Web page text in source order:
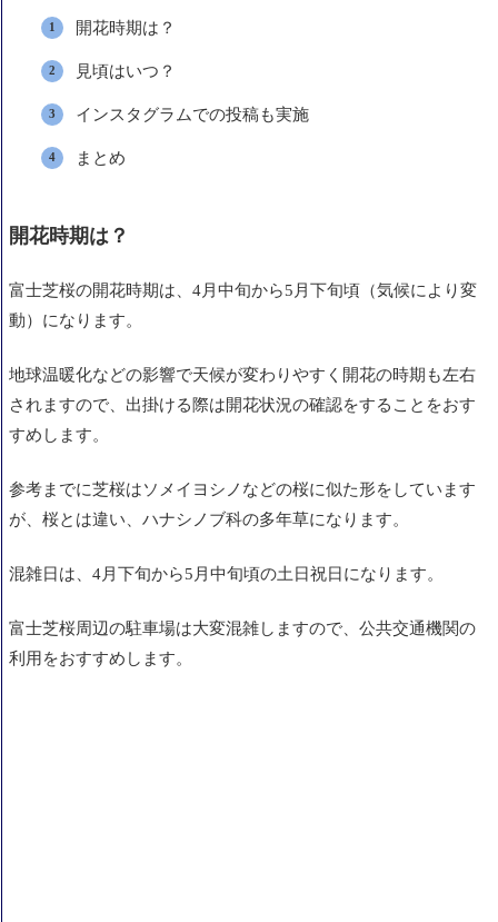
開花時期は？
見頃はいつ？
インスタグラムでの投稿も実施
まとめ
開花時期は？
富士芝桜の開花時期は、4月中旬から5月下旬頃（気候により変
動）になります。
地球温暖化などの影響で天候が変わりやすく 開花の時期も左右
されますので 、出掛ける際は開花状況の確認をすることをおす
すめします。
参考までに芝桜はソメイヨシノなどの桜に似た形をしています
が、桜とは違い、ハナシノブ科の多年草になります。
混雑日は、4月下旬から5月中旬頃の土日祝日になります。
富士芝桜周辺の駐車場は大変混雑しますので、公共交通機関の
利用をおすすめします。